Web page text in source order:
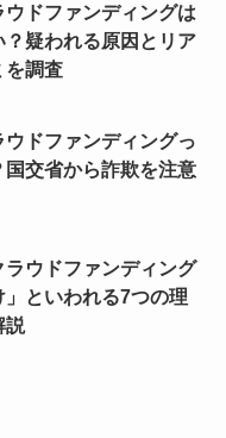
ウドファンディングは
？疑われる原因とリア
を調査
ウドファンディングっ
国交省から詐欺を注意
ラウドファンディング
」といわれる7つの理
説